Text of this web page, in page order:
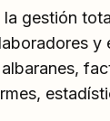
gestión
y